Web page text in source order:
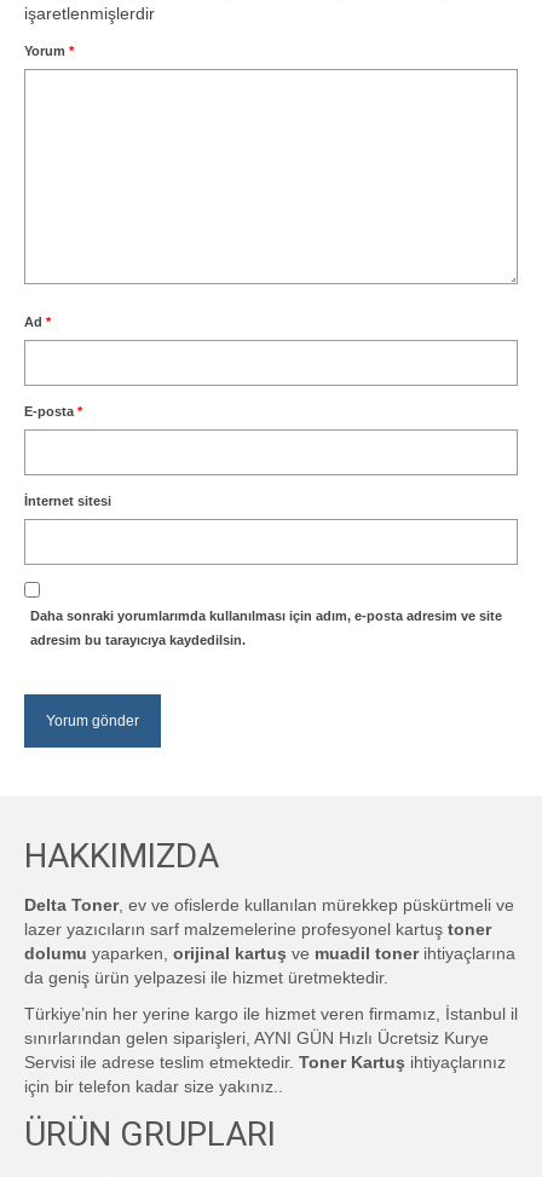
işaretlenmişlerdir
Yorum *
Ad *
E-posta *
İnternet sitesi
Daha sonraki yorumlarımda kullanılması için adım, e-posta adresim ve site
adresim bu tarayıcıya kaydedilsin.
HAKKIMIZDA
Delta Toner, ev ve ofislerde kullanılan mürekkep püskürtmeli ve
lazer yazıcıların sarf malzemelerine profesyonel kartuş toner
dolumu yaparken, orijinal kartuş ve muadil tonerihtiyaçlarına
da geniş ürün yelpazesi ile hizmet üretmektedir.
Türkiye’nin her yerine kargo ile hizmet veren firmamız, İstanbul il
sınırlarından gelen siparişleri, AYNI GÜN Hızlı Ücretsiz Kurye
Servisi ile adrese teslim etmektedir. Toner Kartuş ihtiyaçlarınız
için bir telefon kadar size yakınız..
ÜRÜN GRUPLARI